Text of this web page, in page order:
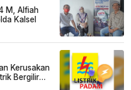
M, Alfiah
Kalsel
Kerusakan
Bergilir